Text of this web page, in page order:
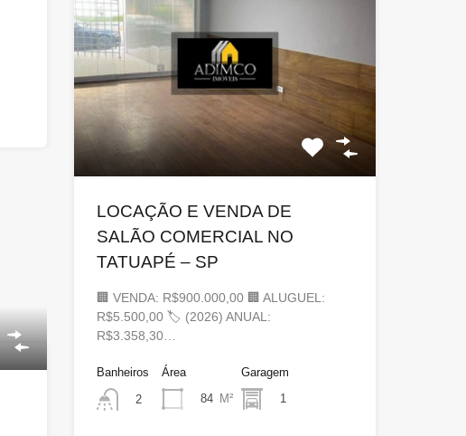
LOCAÇÃO E VENDA DE
SALÃO COMERCIAL NO
TATUAPÉ – SP
🏢 VENDA: R$900.000,00 🏢 ALUGUEL:
R$5.500,00 🏷 (2026) ANUAL:
R$3.358,30…
Banheiros
2
Área
84
M²
Garagem
1